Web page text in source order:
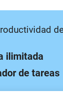
ilimitada
de tareas